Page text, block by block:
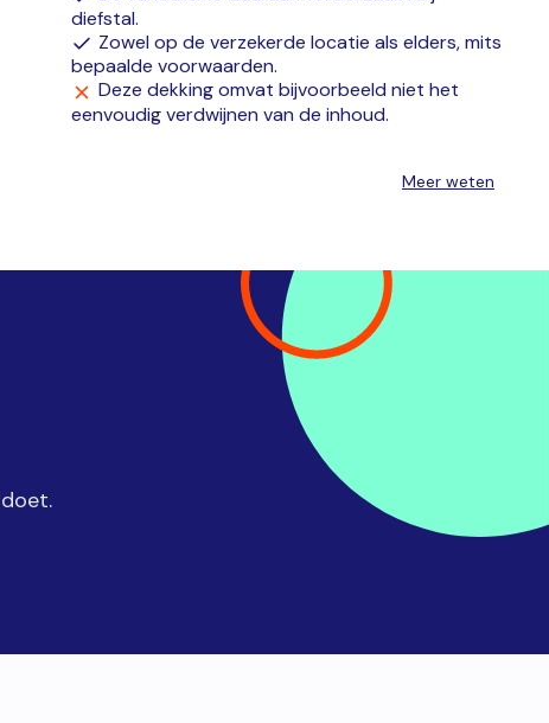
diefstal.
Zowel op de verzekerde locatie als elders, mits
bepaalde voorwaarden.
Deze dekking omvat bijvoorbeeld niet het
eenvoudig verdwijnen van de inhoud.
Meer weten